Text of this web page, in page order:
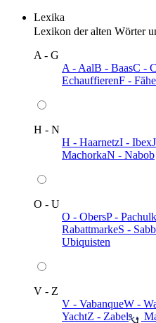
Lexika
Lexikon der alten Wörter
A - G
A - AalB - BaasC -
EchauffierenF - Fähe
H - N
H - HaarnetzI - Ibex
MachorkaN - Nabob
O - U
O - ObersP -
RabattmarkeS -
Ubiquisten
V - Z
V - VabanqueW -
YachtZ - Zabel